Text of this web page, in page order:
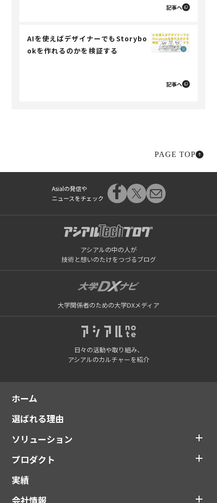
記事へ
AIを使えばデザイナーでもStorybo
okを作れるのかを検証する
記事へ
PAGE TOP
Asialの発信や
ニュースをチェック
アシアルの中の人が
技術と想いのたけをつづるブログ
大学関係者のための大学DXメディア
日々の活動や取り組み、
アシアルのカルチャーを紹介
ホーム
選ばれる理由
ソリューション
プロダクト
実績
会社情報